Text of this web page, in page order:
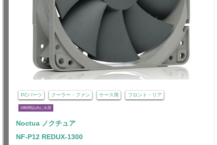
PCパーツ クーラー・ファン ケース用 フロント・リア
24時間以内に出荷
Noctua ノクチュア
NF-P12 REDUX-1300